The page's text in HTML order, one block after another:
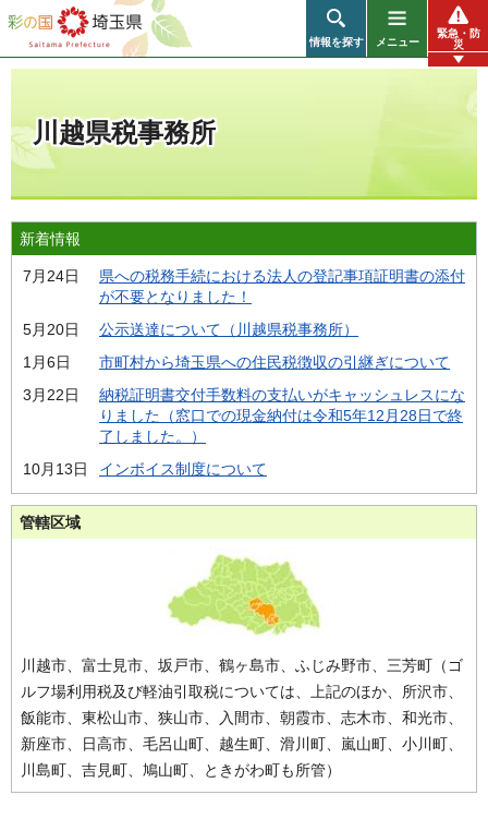
彩の国 埼玉県
情報を探す メニュー
緊急・防
災
川越県税事務所
新着情報
7月24日
県への税務手続における法人の登記事項証明書の添付
が不要となりました！
5月20日
公示送達について（川越県税事務所）
1月6日
市町村から埼玉県への住民税徴収の引継ぎについて
3月22日
納税証明書交付手数料の支払いがキャッシュレスにな
りました（窓口での現金納付は令和5年12月28日で終
了しました。）
10月13日
インボイス制度について
管轄区域
川越市、富士見市、坂戸市、鶴ヶ島市、ふじみ野市、三芳町（ゴ
ルフ場利用税及び軽油引取税については、上記のほか、所沢市、
飯能市、東松山市、狭山市、入間市、朝霞市、志木市、和光市、
新座市、日高市、毛呂山町、越生町、滑川町、嵐山町、小川町、
川島町、吉見町、鳩山町、ときがわ町も所管）